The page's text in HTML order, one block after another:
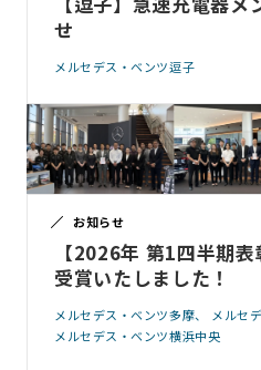
せ
メルセデス・ベンツ逗子
お知らせ
【2026年 第1四半期
受賞いたしました！
メルセデス・ベンツ多摩
メルセ
メルセデス・ベンツ横浜中央